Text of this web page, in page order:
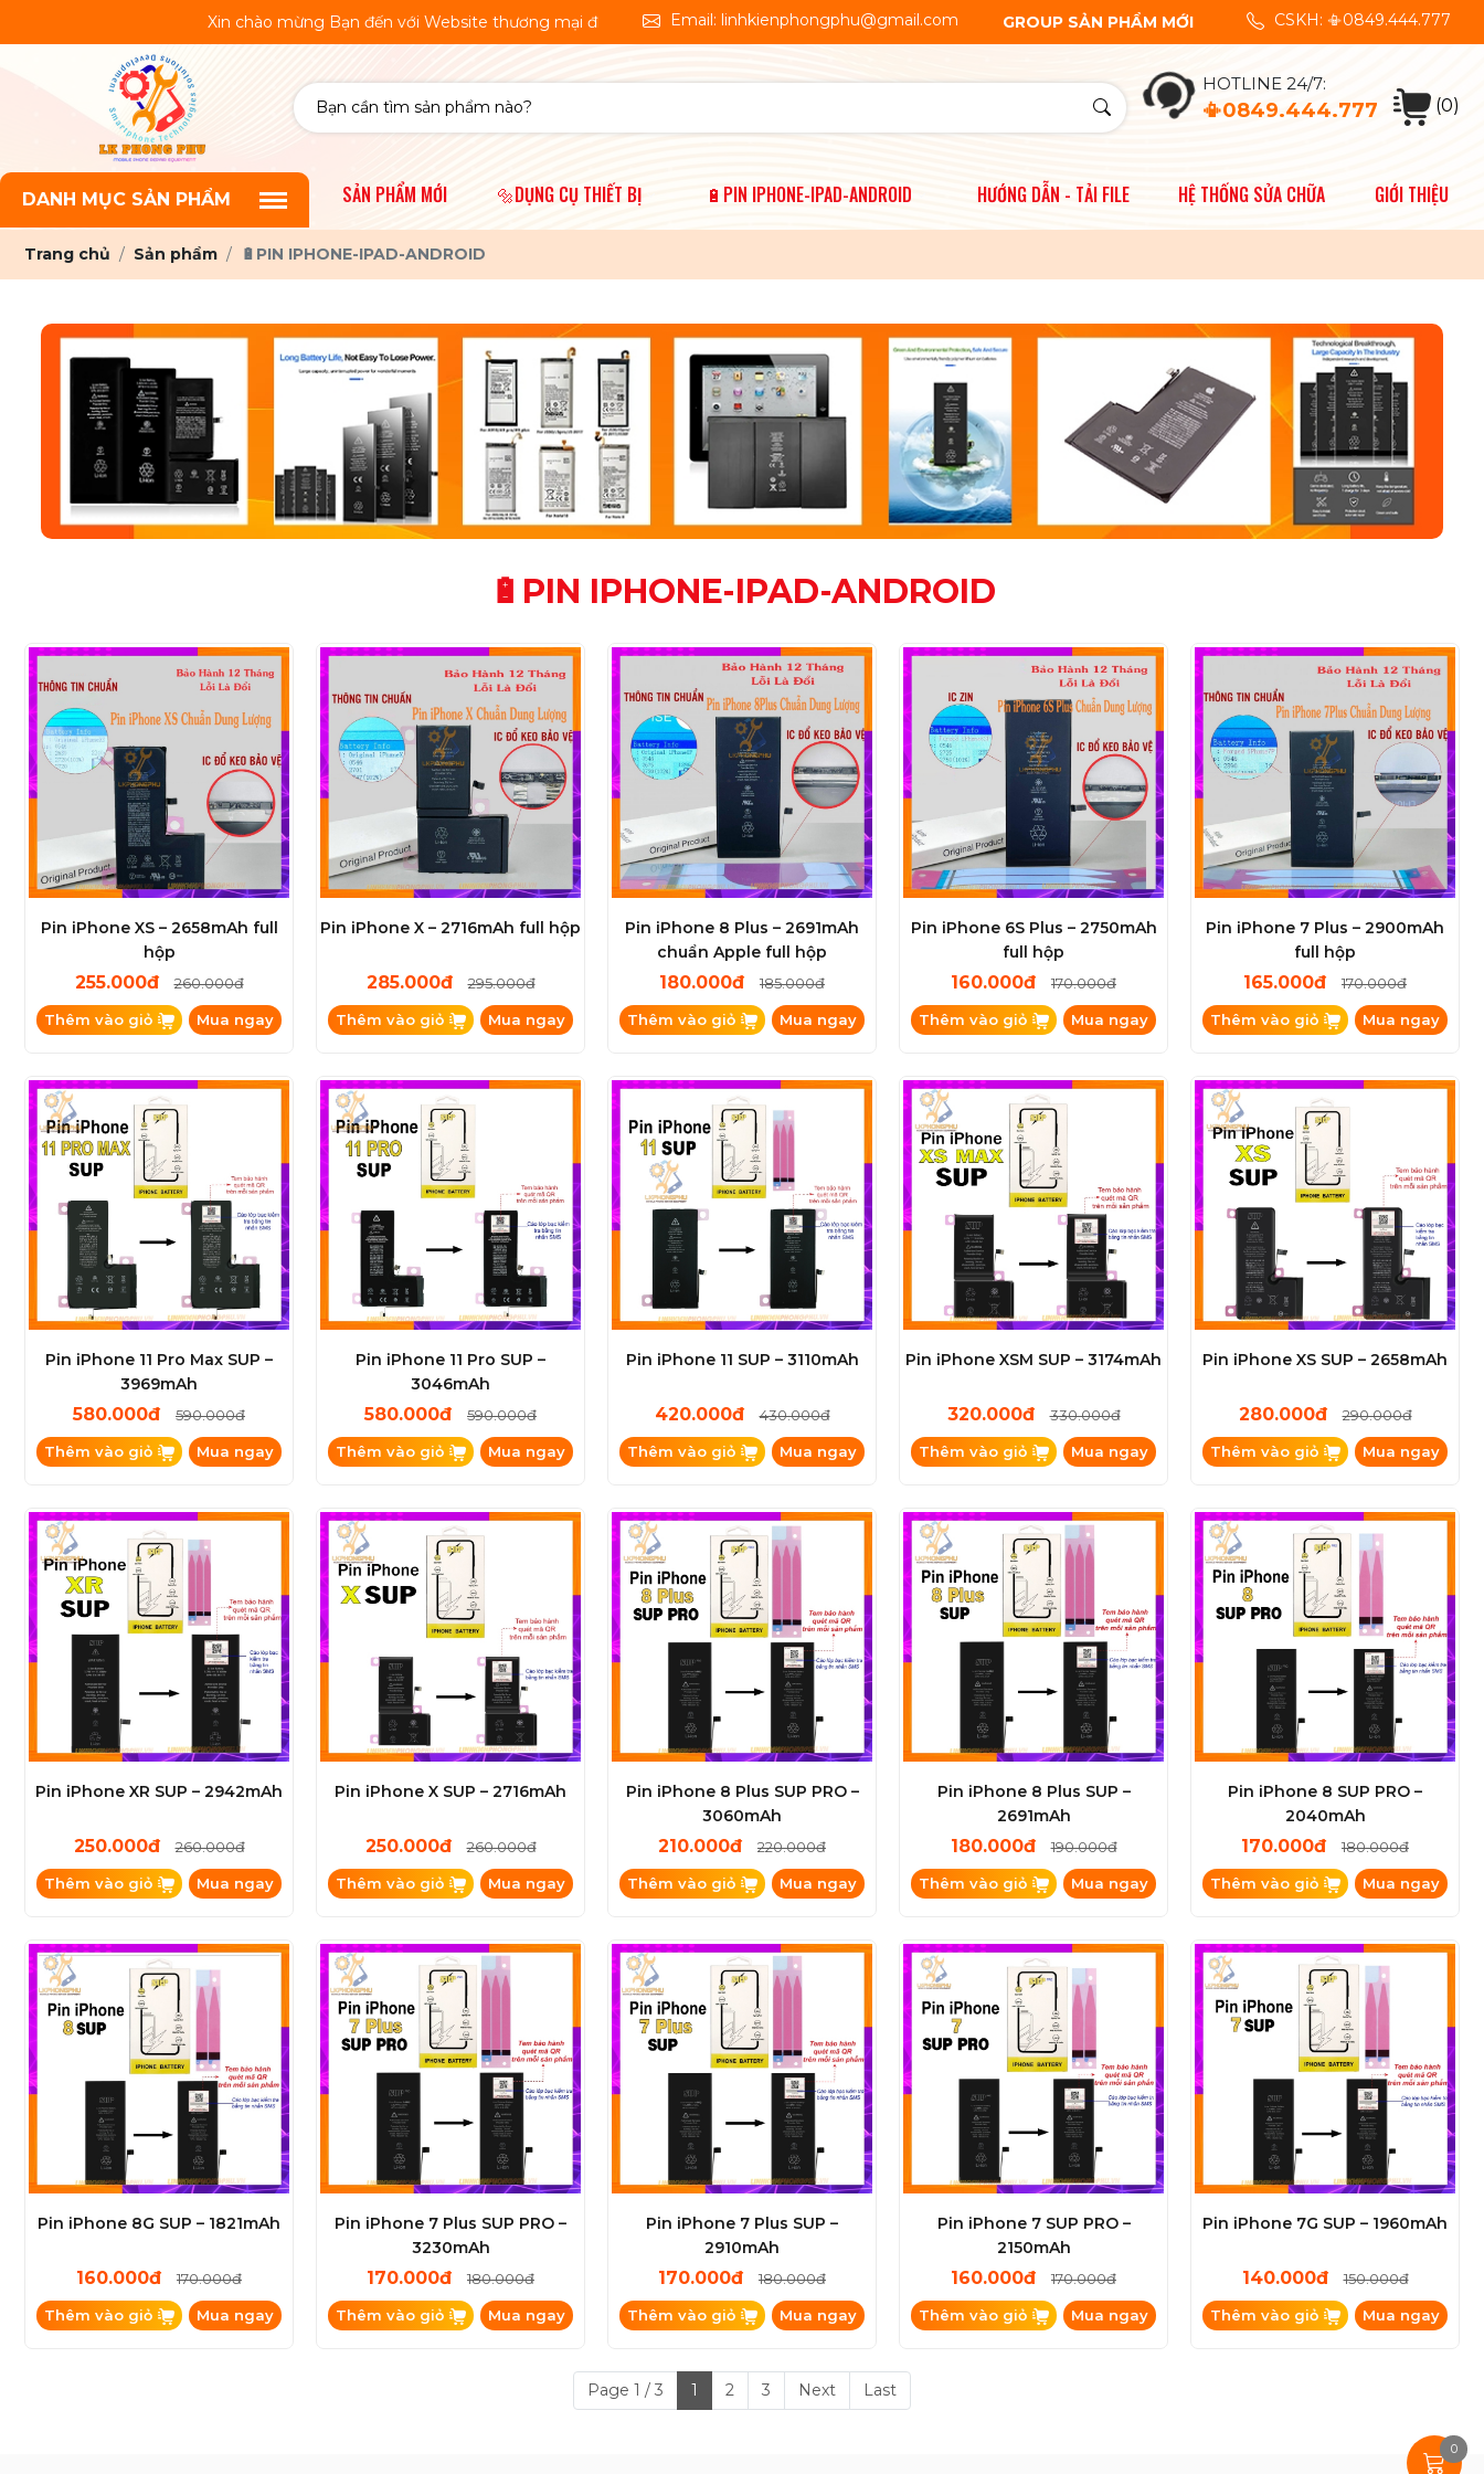
Xin chào mừng Bạn đến với Website thương mại điện tử. Linh Kiện Phong Phú 🤗Shop chúng tôi chuyên cung cấp vật tư thiết bị sửa chữa điện thoại.👍 Quý khách cần tư vấn
Email: linhkienphongphu@gmail.com GROUP SẢN PHẨM MỚI CSKH: 📳0849.444.777
HOTLINE 24/7:
📳0849.444.777 (0)
DANH MỤC SẢN PHẨM SẢN PHẨM MỚI 🔩DỤNG CỤ THIẾT BỊ 🔋PIN IPHONE-IPAD-ANDROID HƯỚNG DẪN - TẢI FILE HỆ THỐNG SỬA CHỮA GIỚI THIỆU
Trang chủ Sản phẩm 🔋PIN IPHONE-IPAD-ANDROID
🔋PIN IPHONE-IPAD-ANDROID
Pin iPhone XS – 2658mAh full
hộp
255.000đ 260.000đ
Thêm vào giỏ Mua ngay
Pin iPhone X – 2716mAh full hộp
285.000đ 295.000đ
Thêm vào giỏ Mua ngay
Pin iPhone 8 Plus – 2691mAh
chuẩn Apple full hộp
180.000đ 185.000đ
Thêm vào giỏ Mua ngay
Pin iPhone 6S Plus – 2750mAh
full hộp
160.000đ 170.000đ
Thêm vào giỏ Mua ngay
Pin iPhone 7 Plus – 2900mAh
full hộp
165.000đ 170.000đ
Thêm vào giỏ Mua ngay
Pin iPhone 11 Pro Max SUP –
3969mAh
580.000đ 590.000đ
Thêm vào giỏ Mua ngay
Pin iPhone 11 Pro SUP –
3046mAh
580.000đ 590.000đ
Thêm vào giỏ Mua ngay
Pin iPhone 11 SUP – 3110mAh
420.000đ 430.000đ
Thêm vào giỏ Mua ngay
Pin iPhone XSM SUP – 3174mAh
320.000đ 330.000đ
Thêm vào giỏ Mua ngay
Pin iPhone XS SUP – 2658mAh
280.000đ 290.000đ
Thêm vào giỏ Mua ngay
Pin iPhone XR SUP – 2942mAh
250.000đ 260.000đ
Thêm vào giỏ Mua ngay
Pin iPhone X SUP – 2716mAh
250.000đ 260.000đ
Thêm vào giỏ Mua ngay
Pin iPhone 8 Plus SUP PRO –
3060mAh
210.000đ 220.000đ
Thêm vào giỏ Mua ngay
Pin iPhone 8 Plus SUP –
2691mAh
180.000đ 190.000đ
Thêm vào giỏ Mua ngay
Pin iPhone 8 SUP PRO –
2040mAh
170.000đ 180.000đ
Thêm vào giỏ Mua ngay
Pin iPhone 8G SUP – 1821mAh
160.000đ 170.000đ
Thêm vào giỏ Mua ngay
Pin iPhone 7 Plus SUP PRO –
3230mAh
170.000đ 180.000đ
Thêm vào giỏ Mua ngay
Pin iPhone 7 Plus SUP –
2910mAh
170.000đ 180.000đ
Thêm vào giỏ Mua ngay
Pin iPhone 7 SUP PRO –
2150mAh
160.000đ 170.000đ
Thêm vào giỏ Mua ngay
Pin iPhone 7G SUP – 1960mAh
140.000đ 150.000đ
Thêm vào giỏ Mua ngay
Page 1 / 3 1 2 3 Next Last
0